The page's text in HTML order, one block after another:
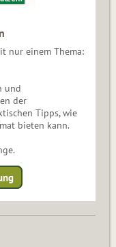
nur einem Thema:
und
der
Tipps, wie
bieten kann.